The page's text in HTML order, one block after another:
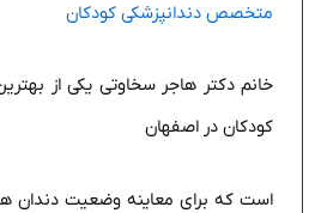
متخصص دندانپزشکی کودکان
خانم دکتر هاجر سخاوتی یکی از
کودکان در اصفهان
است که برای معاینه وضعیت دندان